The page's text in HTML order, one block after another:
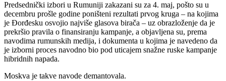
Predsednički izbori u Rumuniji zakazani su za 4. maj, pošto su u
decembru prošle godine poništeni rezultati prvog kruga – na kojima
je Đorđesku osvojio najviše glasova birača – uz obrazloženje da je
prekršio pravila o finansiranju kampanje, a objavljena su, prema
navodima rumunskih medija, i dokumenta u kojima je navedeno da
je izborni proces navodno bio pod uticajem snažne ruske kampanje
hibridnih napada.
Moskva je takve navode demantovala.